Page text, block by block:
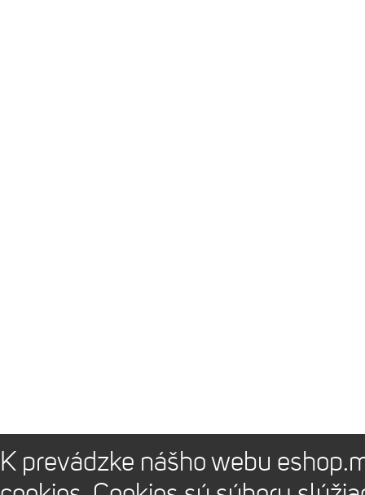
K prevádzke nášho webu